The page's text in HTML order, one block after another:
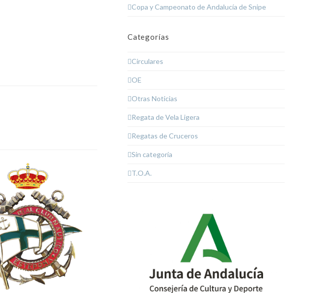
Copa y Campeonato de Andalucía de Snipe
Categorías
Circulares
OE
Otras Noticias
Regata de Vela Ligera
Regatas de Cruceros
Sin categoría
T.O.A.